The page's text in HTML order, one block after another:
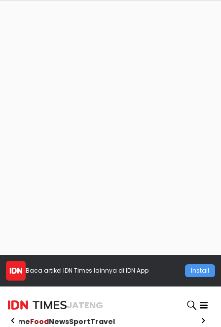
Baca artikel IDN Times lainnya di IDN App Install
JATENG
HomeFoodNewsSportTravel